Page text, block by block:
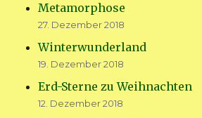
Metamorphose
27. Dezember 2018
Winterwunderland
19. Dezember 2018
Erd-Sterne zu Weihnachten
12. Dezember 2018